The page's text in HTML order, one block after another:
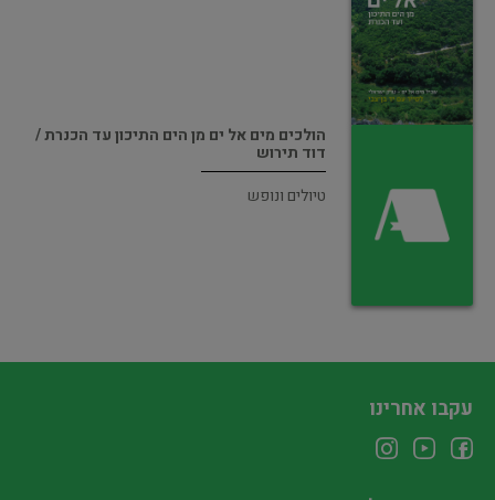
הולכים מים אל ים מן הים התיכון עד הכנרת /
דוד תירוש
טיולים ונופש
עקבו אחרינו